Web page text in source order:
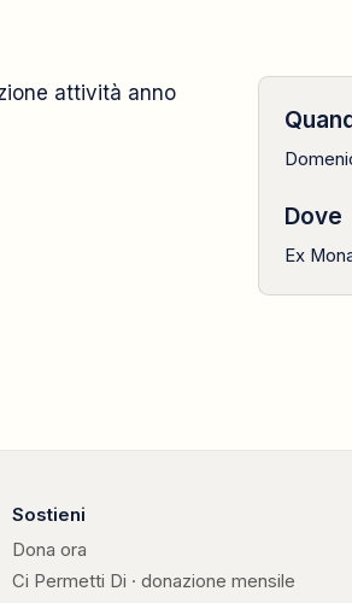
attività anno
Dove
Ex
Sostieni
Dona ora
Ci Permetti Di · donazione mensile